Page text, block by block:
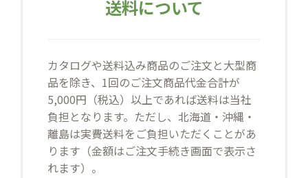
送料について
カタログや送料込み商品のご注文と大型商
品を除き、1回のご注文商品代金合計が
5,000円（税込）以上であれば送料は当社
負担となります。ただし、北海道・沖縄・
離島は実費送料をご負担いただくことがあ
ります（金額はご注文手続き画面で表示さ
れます）。